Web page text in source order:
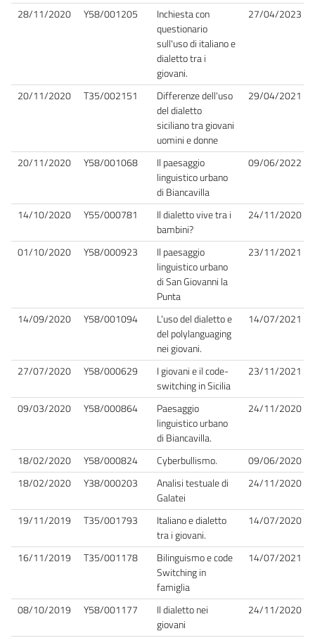
28/11/2020 Y58/001205
Inchiesta con
questionario
sull'uso di italiano e
dialetto tra i
giovani.
27/04/2023
20/11/2020 T35/002151
Differenze dell'uso
del dialetto
siciliano tra giovani
uomini e donne
29/04/2021
20/11/2020 Y58/001068
Il paesaggio
linguistico urbano
di Biancavilla
09/06/2022
14/10/2020 Y55/000781
Il dialetto vive tra i
bambini?
24/11/2020
01/10/2020 Y58/000923
Il paesaggio
linguistico urbano
di San Giovanni la
Punta
23/11/2021
14/09/2020 Y58/001094
L'uso del dialetto e
del polylanguaging
nei giovani.
14/07/2021
27/07/2020 Y58/000629
I giovani e il code-
switching in Sicilia
23/11/2021
09/03/2020 Y58/000864
Paesaggio
linguistico urbano
di Biancavilla.
24/11/2020
18/02/2020 Y58/000824 Cyberbullismo.
09/06/2020
18/02/2020
Y38/000203
Analisi testuale di
Galatei
24/11/2020
19/11/2019 T35/001793
Italiano e dialetto
tra i giovani.
14/07/2020
16/11/2019 T35/001178
Bilinguismo e code
Switching in
famiglia
14/07/2021
08/10/2019 Y58/001177
Il dialetto nei
giovani
24/11/2020